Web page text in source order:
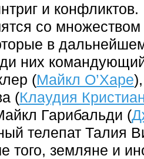
и
со
в
них
(Майкл О’Харе
(Клаудия
Гарибальди (
телепат Талия
того, земляне и